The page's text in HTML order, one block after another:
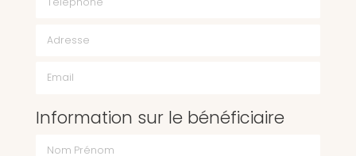
Information sur le bénéficiaire